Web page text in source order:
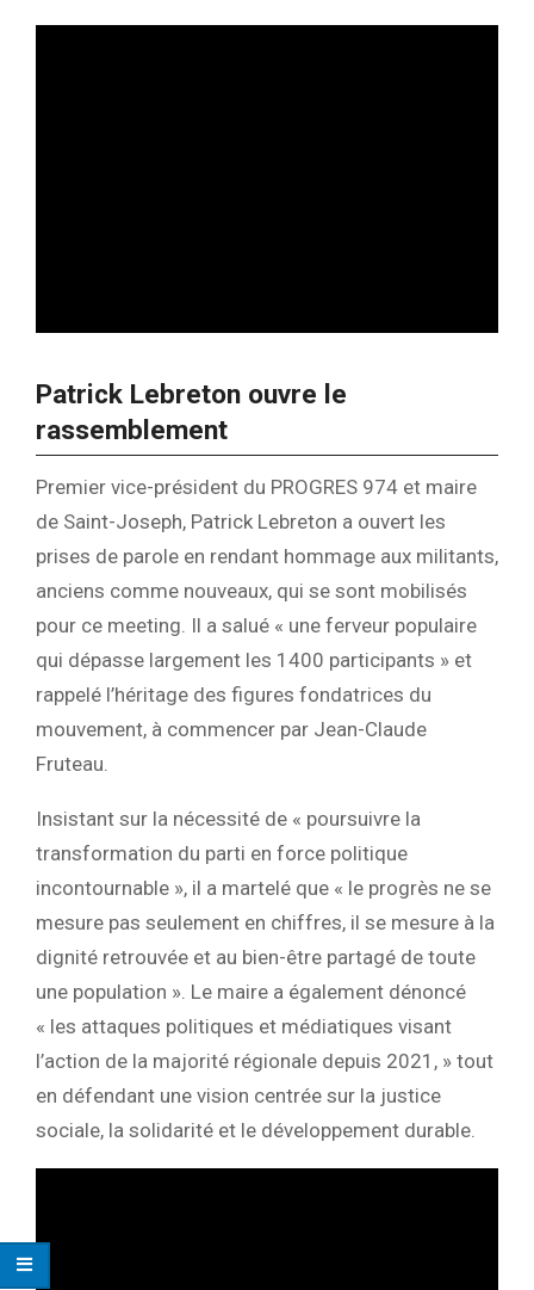
Patrick Lebreton ouvre le
rassemblement
Premier vice-président du PROGRES 974 et maire
de Saint-Joseph, Patrick Lebreton a ouvert les
prises de parole en rendant hommage aux militants,
anciens comme nouveaux, qui se sont mobilisés
pour ce meeting. Il a salué « une ferveur populaire
qui dépasse largement les 1400 participants » et
rappelé l’héritage des figures fondatrices du
mouvement, à commencer par Jean-Claude
Fruteau.
Insistant sur la nécessité de « poursuivre la
transformation du parti en force politique
incontournable », il a martelé que « le progrès ne se
mesure pas seulement en chiffres, il se mesure à la
dignité retrouvée et au bien-être partagé de toute
une population ». Le maire a également dénoncé
« les attaques politiques et médiatiques visant
l’action de la majorité régionale depuis 2021, » tout
en défendant une vision centrée sur la justice
sociale, la solidarité et le développement durable.